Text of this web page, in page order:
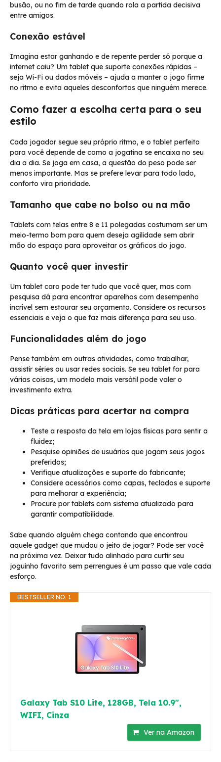
busão, ou no fim de tarde quando rola a partida decisiva
entre amigos.
Conexão estável
Imagina estar ganhando e de repente perder só porque a
internet caiu? Um tablet que suporte conexões rápidas –
seja Wi-Fi ou dados móveis – ajuda a manter o jogo firme
no ritmo e evita aqueles desconfortos que ninguém merece.
Como fazer a escolha certa para o seu
estilo
Cada jogador segue seu próprio ritmo, e o tablet perfeito
para você depende de como a jogatina se encaixa no seu
dia a dia. Se joga em casa, a questão do peso pode ser
menos importante. Mas se prefere levar para todo lado,
conforto vira prioridade.
Tamanho que cabe no bolso ou na mão
Tablets com telas entre 8 e 11 polegadas costumam ser um
meio-termo bom para quem deseja agilidade sem abrir
mão do espaço para aproveitar os gráficos do jogo.
Quanto você quer investir
Um tablet caro pode ter tudo que você quer, mas com
pesquisa dá para encontrar aparelhos com desempenho
incrível sem estourar seu orçamento. Considere os recursos
essenciais e veja o que faz mais diferença para seu uso.
Funcionalidades além do jogo
Pense também em outras atividades, como trabalhar,
assistir séries ou usar redes sociais. Se seu tablet for para
várias coisas, um modelo mais versátil pode valer o
investimento extra.
Dicas práticas para acertar na compra
Teste a resposta da tela em lojas físicas para sentir a
fluidez;
Pesquise opiniões de usuários que jogam seus jogos
preferidos;
Verifique atualizações e suporte do fabricante;
Considere acessórios como capas, teclados e suporte
para melhorar a experiência;
Procure por tablets com sistema atualizado para
garantir compatibilidade.
Sabe quando alguém chega contando que encontrou
aquele gadget que mudou o jeito de jogar? Pode ser você
na próxima vez. Deixar tudo alinhado para curtir seu
joguinho favorito sem perrengues é um passo que vale cada
esforço.
BESTSELLER NO. 1
Galaxy Tab S10 Lite, 128GB, Tela 10.9",
WIFI, Cinza
Ver na Amazon